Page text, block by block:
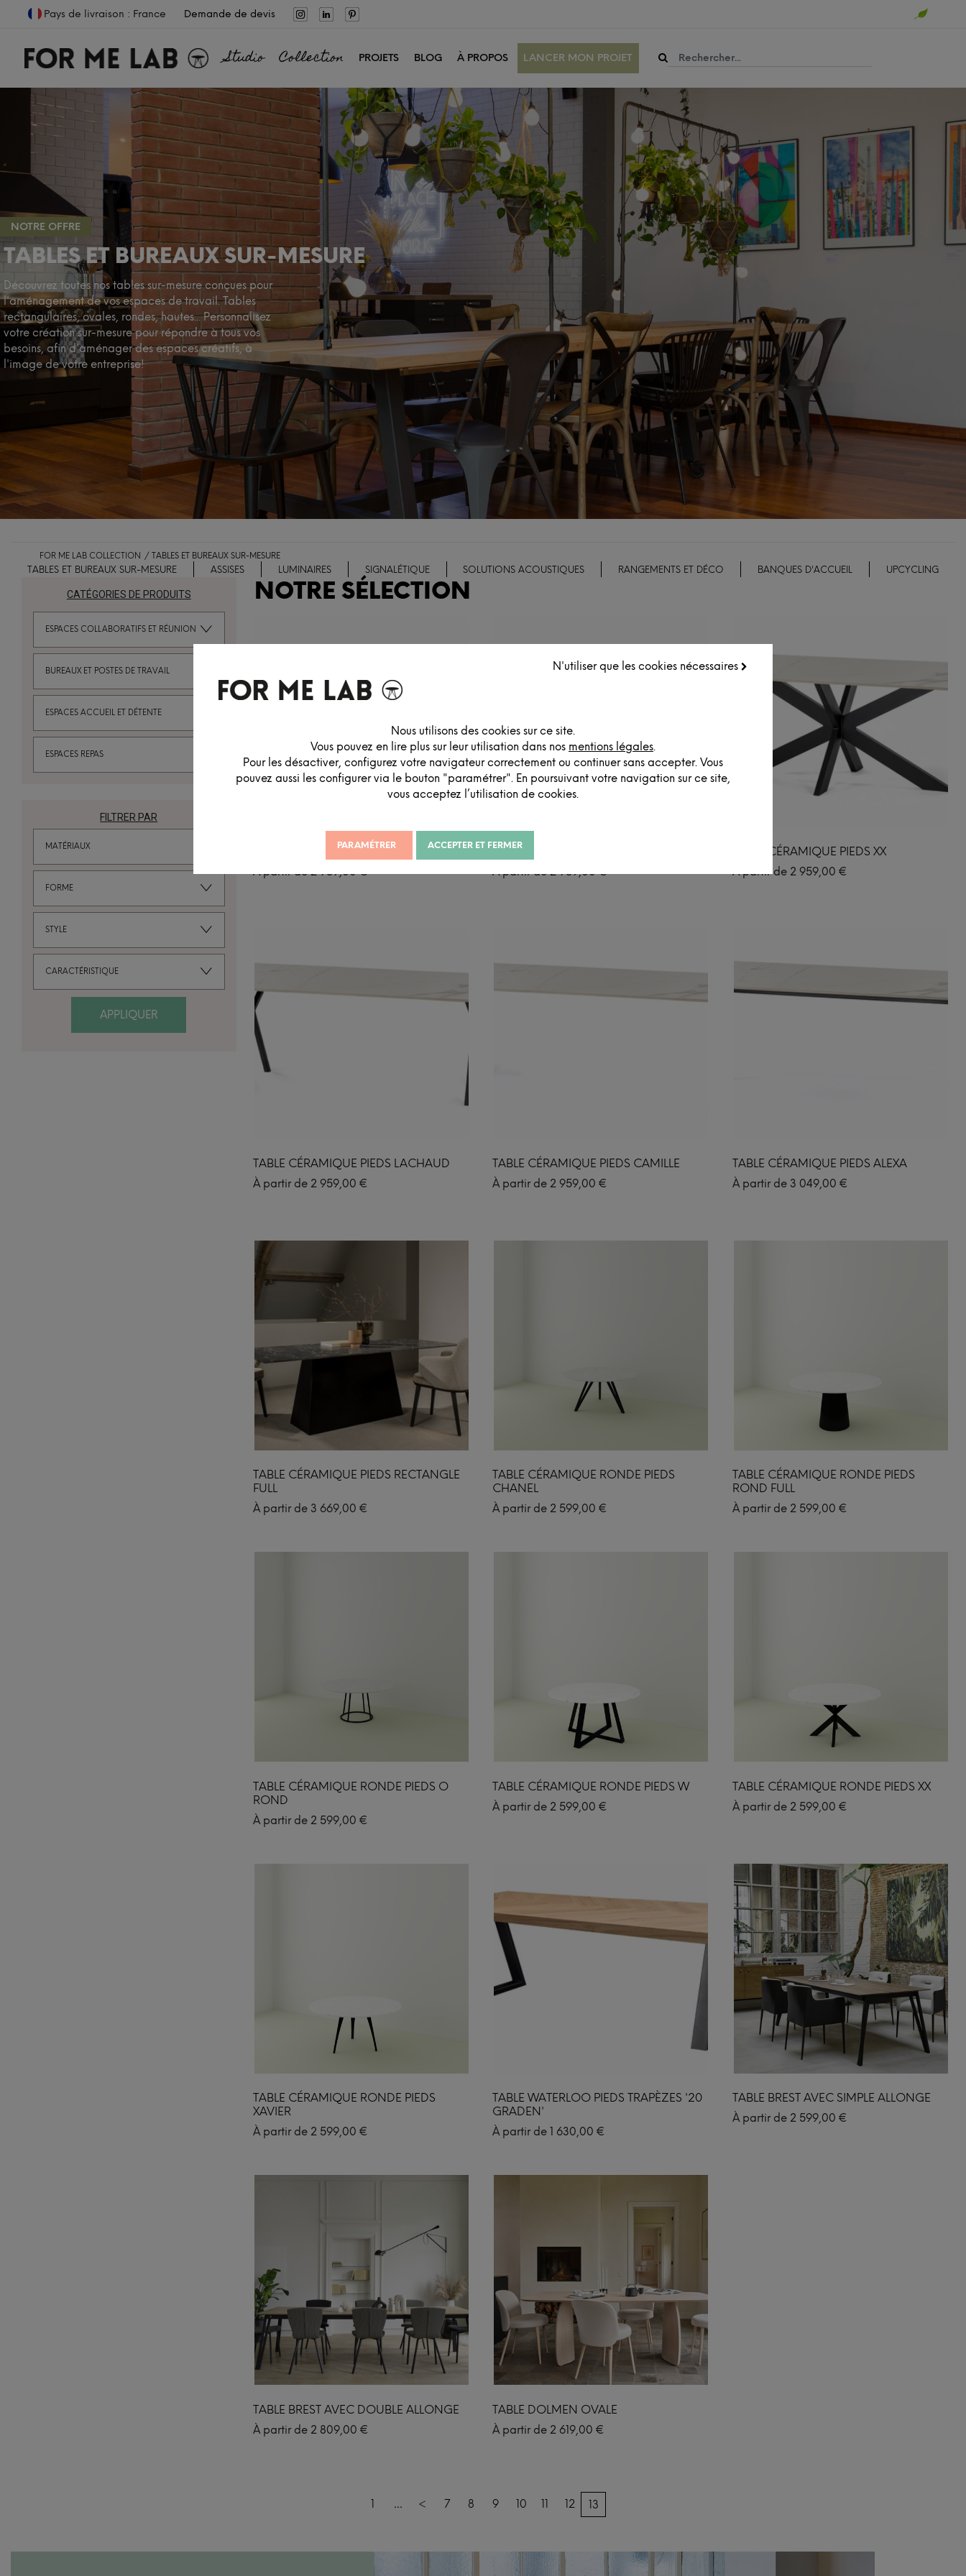
N'utiliser que les cookies nécessaires
Nous utilisons des cookies sur ce site.
Vous pouvez en lire plus sur leur utilisation dans nos mentions légales.
Pour les désactiver, configurez votre navigateur correctement ou continuer sans accepter. Vous
pouvez aussi les configurer via le bouton "paramétrer". En poursuivant votre navigation sur ce site,
vous acceptez l’utilisation de cookies.
PARAMÉTRER ACCEPTER ET FERMER
Pays de livraison : France Demande de devis
Studio Collection PROJETS BLOG À PROPOS LANCER MON PROJET
NOTRE OFFRE
TABLES ET BUREAUX SUR-MESURE
Découvrez toutes nos tables sur-mesure conçues pour
l'aménagement de vos espaces de travail. Tables
rectangulaires, ovales, rondes, hautes... Personnalisez
votre création sur-mesure pour répondre à tous vos
besoins, afin d'aménager des espaces créatifs, à
l'image de votre entreprise!
FOR ME LAB COLLECTION TABLES ET BUREAUX SUR-MESURE
TABLES ET BUREAUX SUR-MESURE ASSISES LUMINAIRES SIGNALÉTIQUE SOLUTIONS ACOUSTIQUES RANGEMENTS ET DÉCO BANQUES D'ACCUEIL UPCYCLING
CATÉGORIES DE PRODUITS
ESPACES COLLABORATIFS ET RÉUNION
BUREAUX ET POSTES DE TRAVAIL
ESPACES ACCUEIL ET DÉTENTE
ESPACES REPAS
FILTRER PAR
MATÉRIAUX
FORME
STYLE
CARACTÉRISTIQUE
APPLIQUER
NOTRE SÉLECTION
TABLE CÉRAMIQUE PIEDS CROIX
À partir de2 959,00€
TABLE CÉRAMIQUE PIEDS FELIX
À partir de2 959,00€
TABLE CÉRAMIQUE PIEDS XX
À partir de 2 959,00 €
TABLE CÉRAMIQUE PIEDS LACHAUD
À partir de 2 959,00 €
TABLE CÉRAMIQUE PIEDS CAMILLE
À partir de 2 959,00 €
TABLE CÉRAMIQUE PIEDS ALEXA
À partir de 3 049,00 €
TABLE CÉRAMIQUE PIEDS RECTANGLE
FULL
À partir de 3 669,00 €
TABLE CÉRAMIQUE RONDE PIEDS
CHANEL
À partir de 2 599,00 €
TABLE CÉRAMIQUE RONDE PIEDS
ROND FULL
À partir de 2 599,00 €
TABLE CÉRAMIQUE RONDE PIEDS O
ROND
À partir de 2 599,00 €
TABLE CÉRAMIQUE RONDE PIEDS W
À partir de 2 599,00 €
TABLE CÉRAMIQUE RONDE PIEDS XX
À partir de 2 599,00 €
TABLE CÉRAMIQUE RONDE PIEDS
XAVIER
À partir de 2 599,00 €
TABLE WATERLOO PIEDS TRAPÈZES '20
GRADEN'
À partir de 1 630,00 €
TABLE BREST AVEC SIMPLE ALLONGE
À partir de 2 599,00 €
TABLE BREST AVEC DOUBLE ALLONGE
À partir de 2 809,00 €
TABLE DOLMEN OVALE
À partir de 2 619,00 €
1 ... < 7 8 9 10 11 12 13